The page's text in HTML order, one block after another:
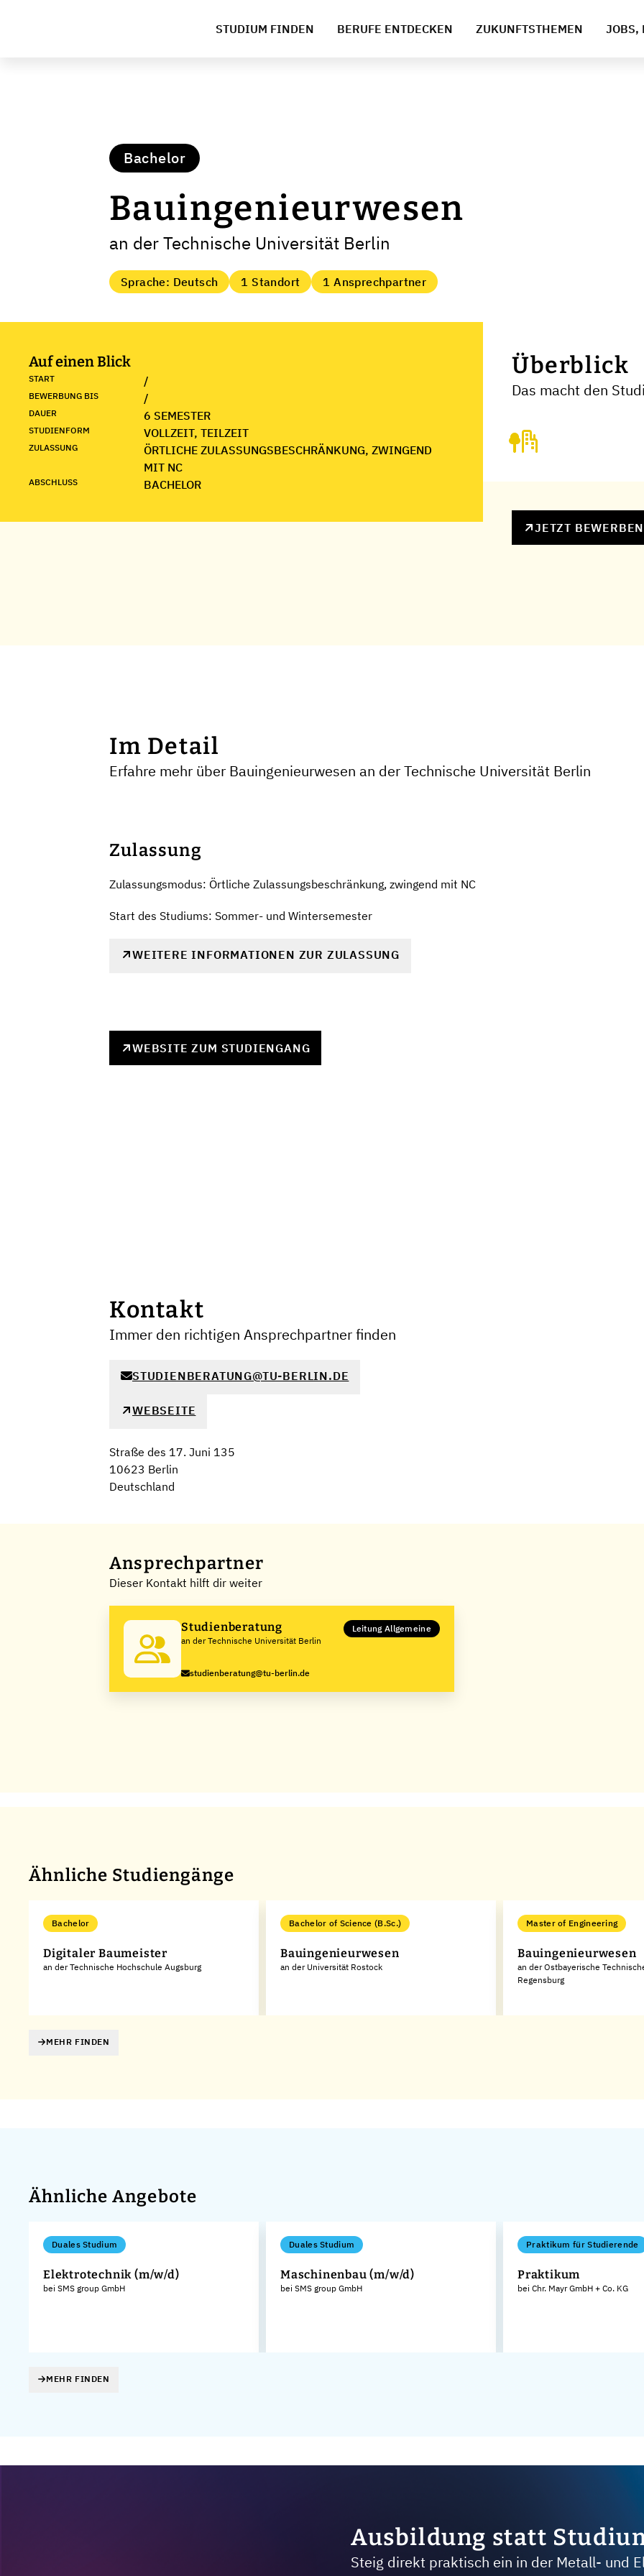
STUDIUM FINDEN BERUFE ENTDECKEN ZUKUNFTSTHEMEN JOBS,
Bachelor
Bauingenieurwesen
an der Technische Universität Berlin
Sprache: Deutsch 1 Standort 1 Ansprechpartner
Auf einen Blick
START /
BEWERBUNG BIS /
DAUER 6 SEMESTER
STUDIENFORM VOLLZEIT, TEILZEIT
ZULASSUNG
ÖRTLICHE ZULASSUNGSBESCHRÄNKUNG, ZWINGEND
MIT NC
ABSCHLUSS BACHELOR
Überblick
Das macht den
JETZT BEWERBEN
Im Detail
Erfahre mehr über Bauingenieurwesen an der Technische Universität Berlin
Zulassung
Zulassungsmodus: Örtliche Zulassungsbeschränkung, zwingend mit NC
Start des Studiums: Sommer- und Wintersemester
WEITERE INFORMATIONEN ZUR ZULASSUNG
WEBSITE ZUM STUDIENGANG
Kontakt
Immer den richtigen Ansprechpartner finden
STUDIENBERATUNG@TU-BERLIN.DE
WEBSEITE
Straße des 17. Juni 135
10623 Berlin
Deutschland
Ansprechpartner
Dieser Kontakt hilft dir weiter
Studienberatung
an der Technische Universität Berlin
Leitung Allgemeine
studienberatung@tu-berlin.de
Ähnliche Studiengänge
Bachelor
Digitaler Baumeister
an der Technische Hochschule Augsburg
Bachelor of Science (B.Sc.)
Bauingenieurwesen
an der Universität Rostock
Master of Engineering
Bauingenieurwesen
an der Ostbayerische
Regensburg
MEHR FINDEN
Ähnliche Angebote
Duales Studium
Elektrotechnik (m/w/d)
bei SMS group GmbH
Duales Studium
Maschinenbau (m/w/d)
bei SMS group GmbH
Praktikum für Studierende
Praktikum
bei Chr. Mayr GmbH + Co. KG
MEHR FINDEN
Ausbildung statt
Steig direkt praktisch ein in der Metall- und